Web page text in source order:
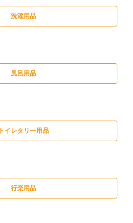
洗濯用品
風呂用品
トイレタリー用品
行楽用品